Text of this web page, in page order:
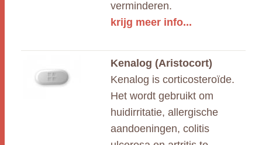
verminderen.
krijg meer info...
Kenalog (Aristocort)
Kenalog is corticosteroïde.
Het wordt gebruikt om
huidirritatie, allergische
aandoeningen, colitis